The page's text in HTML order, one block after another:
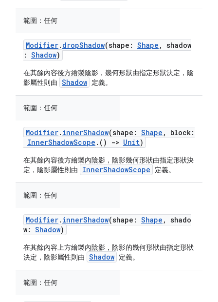
範圍： 任何
Modifier. dropShadow(shape: Shape , shadow
: Shadow)
在其餘內容後方繪製陰影，幾何形狀由指定形狀決定，陰
影屬性則由 Shadow 定義。
範圍： 任何
Modifier. innerShadow(shape: Shape , block:
InnerShadowScope .() -> Unit)
在其餘內容後方繪製內陰影，陰影幾何形狀由指定形狀決
定，陰影屬性則由
InnerShadowScope 定義。
範圍： 任何
Modifier. innerShadow(shape: Shape , shado
w: Shadow)
在其餘內容上方繪製內陰影，陰影的幾何形狀由指定形狀
決定，陰影屬性則由 Shadow 定義。
範圍： 任何